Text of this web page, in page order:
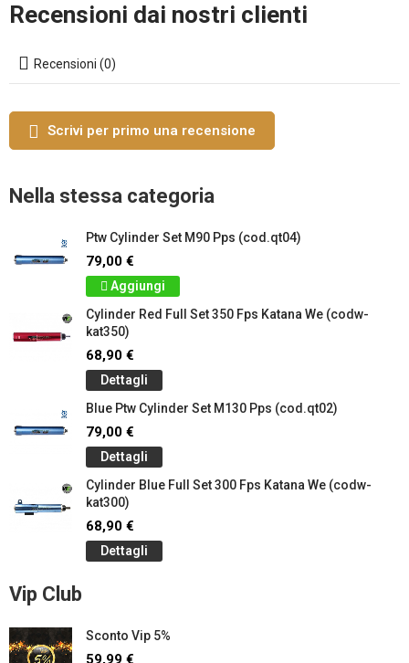
Recensioni dai nostri clienti
Recensioni (0)
Scrivi per primo una recensione
Nella stessa categoria
Ptw Cylinder Set M90 Pps (cod.qt04)
79,00 €
Aggiungi
Cylinder Red Full Set 350 Fps Katana We (codw-
kat350)
68,90 €
Dettagli
Blue Ptw Cylinder Set M130 Pps (cod.qt02)
79,00 €
Dettagli
Cylinder Blue Full Set 300 Fps Katana We (codw-
kat300)
68,90 €
Dettagli
Vip Club
Sconto Vip 5%
59,99 €